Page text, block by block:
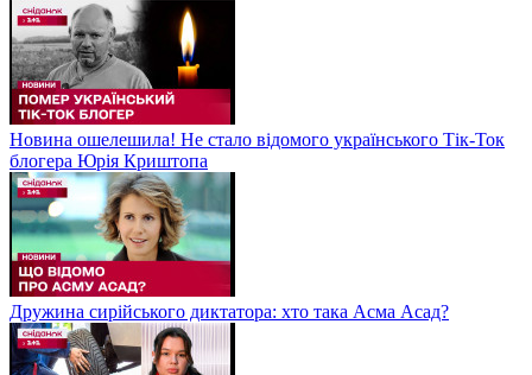
Новина ошелешила! Не стало відомого українського Тік-Ток
блогера Юрія Криштопа
Дружина сирійського диктатора: хто така Асма Асад?